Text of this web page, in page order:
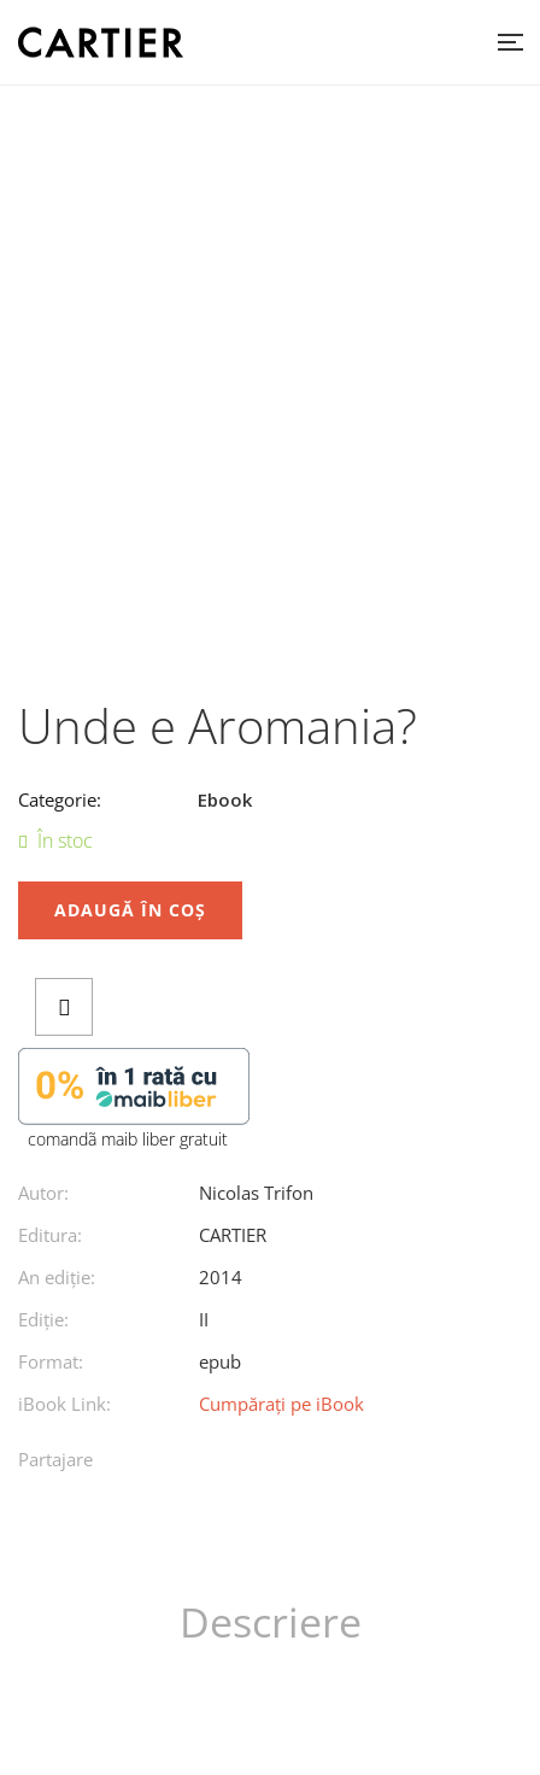
Unde e Aromania?
Categorie: Ebook
În stoc
ADAUGĂ ÎN COȘ
comandã maib liber gratuit
Autor:
Nicolas Trifon
Editura:
CARTIER
An ediţie:
2014
Ediţie:
II
Format:
epub
iBook Link:
Cumpărați pe iBook
Partajare
Descriere